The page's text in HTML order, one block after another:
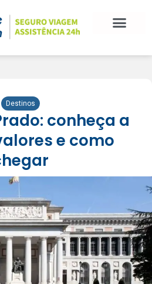
Destinos
conheça a
e como